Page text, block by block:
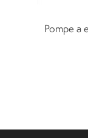
Pompe a